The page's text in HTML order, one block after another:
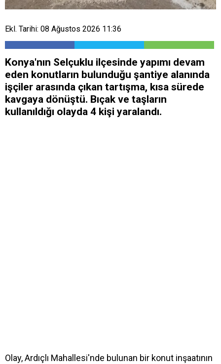
Ekl. Tarihi: 08 Ağustos 2026 11:36
Konya'nın Selçuklu ilçesinde yapımı devam
eden konutların bulunduğu şantiye alanında
işçiler arasında çıkan tartışma, kısa sürede
kavgaya dönüştü. Bıçak ve taşların
kullanıldığı olayda 4 kişi yaralandı.
Olay, Ardıçlı Mahallesi'nde bulunan bir konut inşaatının